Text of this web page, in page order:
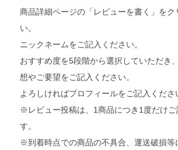
商品詳細ページの「レビューを書く」をク
い。
ニックネームをご記入ください。
おすすめ度を5段階から選択していただき
想やご要望をご記入ください。
よろしければプロフィールをご記入くださ
※レビュー投稿は、1商品につき1度だけご
す。
※到着時点での商品の不具合、運送破損等